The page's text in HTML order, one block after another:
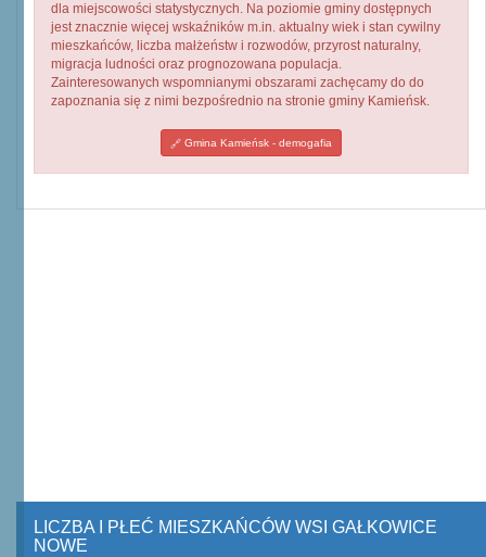
dla miejscowości statystycznych. Na poziomie gminy dostępnych
jest znacznie więcej wskaźników m.in. aktualny wiek i stan cywilny
mieszkańców, liczba małżeństw i rozwodów, przyrost naturalny,
migracja ludności oraz prognozowana populacja.
Zainteresowanych wspomnianymi obszarami zachęcamy do do
zapoznania się z nimi bezpośrednio na stronie gminy Kamieńsk.
Gmina Kamieńsk - demogafia
LICZBA I PŁEĆ MIESZKAŃCÓW WSI GAŁKOWICE
NOWE